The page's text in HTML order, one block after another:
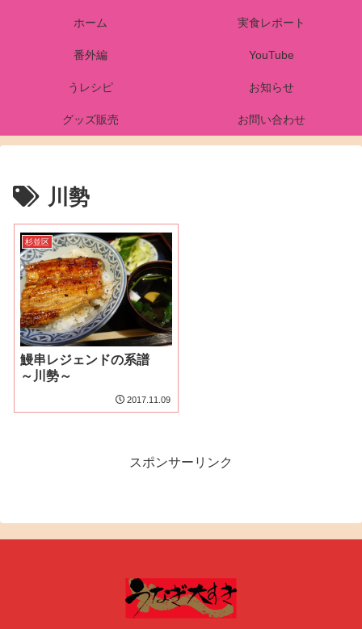
ホーム 実食レポート
番外編 YouTube
うレシピ お知らせ
グッズ販売 お問い合わせ
川勢
杉並区
鰻串レジェンドの系譜
～川勢～
2017.11.09
スポンサーリンク